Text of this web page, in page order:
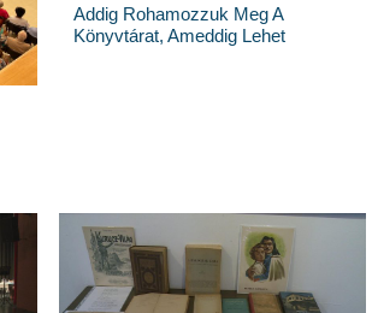
Addig Rohamozzuk Meg A
Könyvtárat, Ameddig Lehet